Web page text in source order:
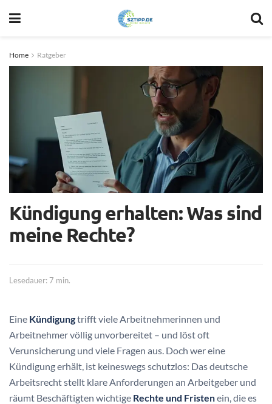
Home Ratgeber
Kündigung erhalten: Was sind
meine Rechte?
Lesedauer: 7 min.
Eine Kündigungtrifft viele Arbeitnehmerinnen und
Arbeitnehmer völlig unvorbereitet – und löst oft
Verunsicherung und viele Fragen aus. Doch wer eine
Kündigung erhält, ist keineswegs schutzlos: Das deutsche
Arbeitsrecht stellt klare Anforderungen an Arbeitgeber und
räumt Beschäftigten wichtige Rechte und Fristenein, die es